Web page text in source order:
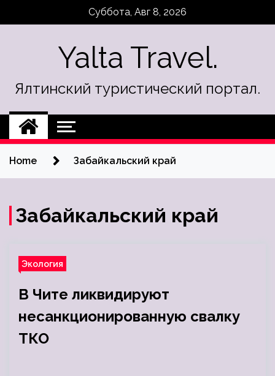
Суббота, Авг 8, 2026
Yalta Travel.
Ялтинский туристический портал.
Home Забайкальский край
Забайкальский край
Экология
В Чите ликвидируют
несанкционированную свалку
ТКО